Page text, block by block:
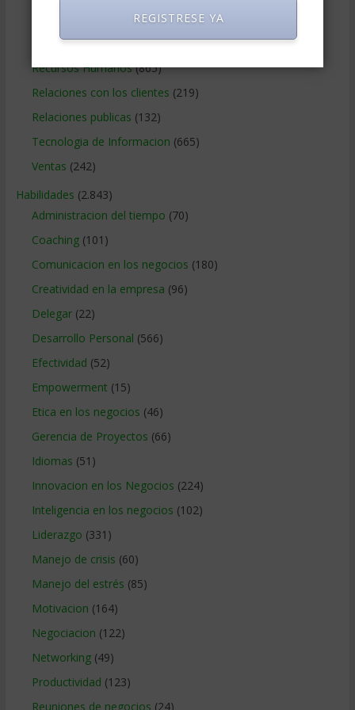
Operaciones y Logística(172)
Publicidad(306)
Recursos Humanos(865)
Relaciones con los clientes (219)
Relaciones publicas (132)
Tecnologia de Informacion (665)
Ventas (242)
Habilidades (2.843)
Administracion del tiempo (70)
Coaching(101)
Comunicacion en los negocios (180)
Creatividad en la empresa (96)
Delegar(22)
Desarrollo Personal (566)
Efectividad (52)
Empowerment (15)
Etica en los negocios (46)
Gerencia de Proyectos (66)
Idiomas (51)
Innovacion en los Negocios (224)
Inteligencia en los negocios (102)
Liderazgo (331)
Manejo de crisis (60)
Manejo del estrés (85)
Motivacion (164)
Negociacion (122)
Networking(49)
Productividad (123)
Reuniones de negocios (24)
REGISTRESE YA